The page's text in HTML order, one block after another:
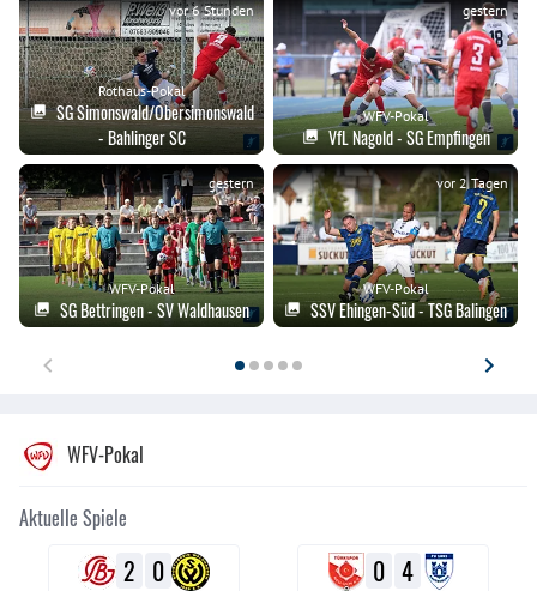
vor 6 Stunden
Rothaus-Pokal
SG Simonswald/Obersimonswald
- Bahlinger SC
gestern
WFV-Pokal
VfL Nagold - SG Empfingen
gestern
WFV-Pokal
SG Bettringen - SV Waldhausen
vor 2 Tagen
WFV-Pokal
SSV Ehingen-Süd - TSG Balingen
WFV-Pokal
Aktuelle Spiele
2 0 0 4